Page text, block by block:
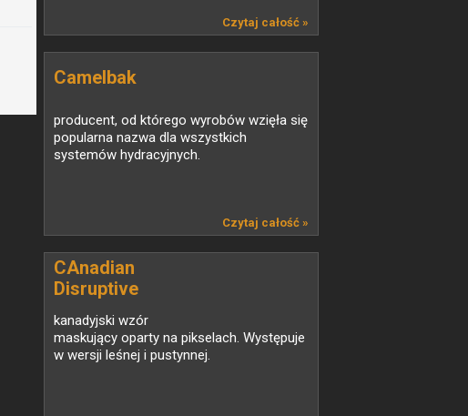
Czytaj całość »
Camelbak
producent, od którego wyrobów wzięła się
popularna nazwa dla wszystkich
systemów hydracyjnych.
Czytaj całość »
CAnadian
Disruptive
PATtern...
kanadyjski wzór
maskujący oparty na pikselach. Występuje
w wersji leśnej i pustynnej.